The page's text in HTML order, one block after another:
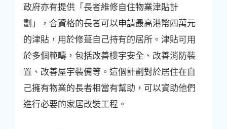
政府亦有提供「長者維修自住物業津貼計
劃」，合資格的長者可以申請最高港幣四萬元
的津貼，用於修葺自己持有的居所。津貼可用
於多個範疇，包括改善樓宇安全、改善消防裝
置、改善屋宇裝備等。這個計劃對於居住在自
己擁有物業的長者相當有幫助，可以資助他們
進行必要的家居改裝工程。